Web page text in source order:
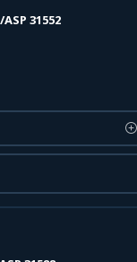
31552